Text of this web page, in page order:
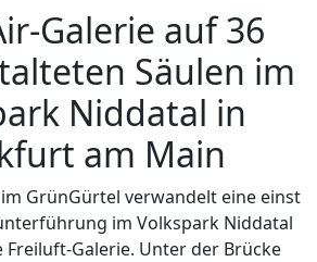
Galerie auf 36
Säulen im
Niddatal in
am Main
GrünGürtel verwandelt eine einst
im Volkspark Niddatal
Galerie. Unter der Brücke